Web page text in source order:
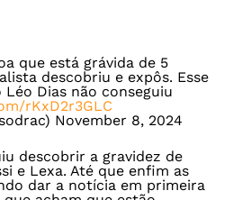
que está grávida de 5
descobriu e expôs. Esse
Dias não conseguiu
rKxD2r3GLC
November 8, 2024
descobrir a gravidez de
e Lexa. Até que enfim as
dar a notícia em primeira